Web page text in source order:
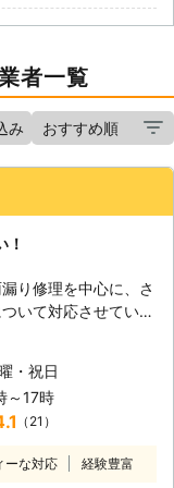
者一覧
み
！
り修理を中心に、さ
いて対応させていた
皆様の生活において
題点を解決するため
おります。 皆様か
して、喜んでいただ
フ一同頑張っていき
・祝日
～17時
（21）
ーな対応 経験豊富